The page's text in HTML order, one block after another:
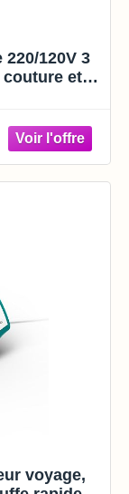
120V 3
et
voyage,